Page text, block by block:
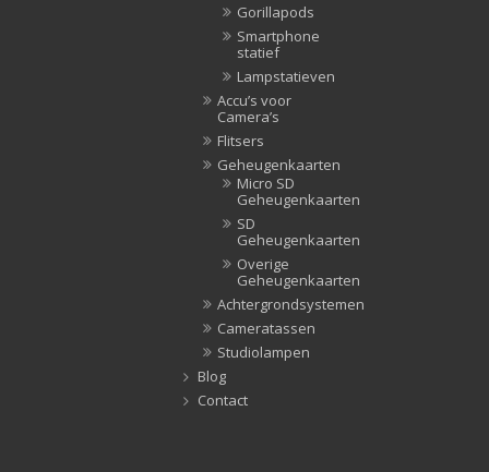
Gorillapods
Smartphone
statief
Lampstatieven
Accu’s voor
Camera’s
Flitsers
Geheugenkaarten
Micro SD
Geheugenkaarten
SD
Geheugenkaarten
Overige
Geheugenkaarten
Achtergrondsystemen
Cameratassen
Studiolampen
Blog
Contact